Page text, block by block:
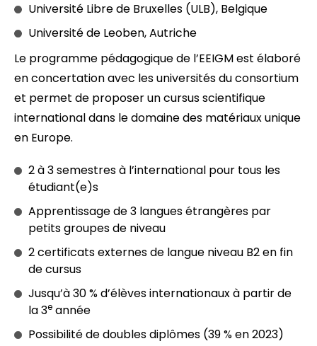
Université Libre de Bruxelles (ULB), Belgique
Université de Leoben, Autriche
Le programme pédagogique de l’EEIGM est élaboré
en concertation avec les universités du consortium
et permet de proposer un cursus scientifique
international dans le domaine des matériaux unique
en Europe.
2 à 3 semestres à l’international pour tous les
étudiant(e)s
Apprentissage de 3 langues étrangères par
petits groupes de niveau
2 certificats externes de langue niveau B2 en fin
de cursus
Jusqu’à 30 % d’élèves internationaux à partir de
la 3e année
Possibilité de doubles diplômes (39 % en 2023)